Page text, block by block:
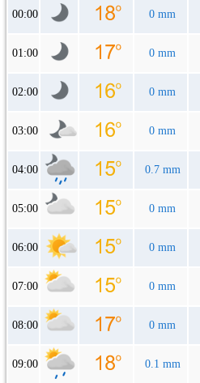
00:00 0 mm
01:00 0 mm
02:00 0 mm
03:00 0 mm
04:00 0.7 mm
05:00 0 mm
06:00 0 mm
07:00 0 mm
08:00 0 mm
09:00 0.1 mm